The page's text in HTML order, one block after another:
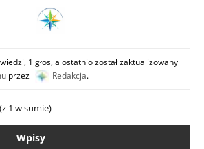
1 głos, a ostatnio został zaktualizowany
przez Redakcja.
1 w sumie)
Wpisy